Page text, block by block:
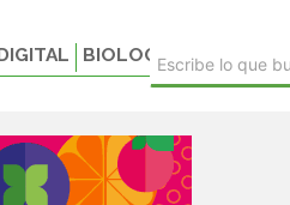
BIOLOGICALS